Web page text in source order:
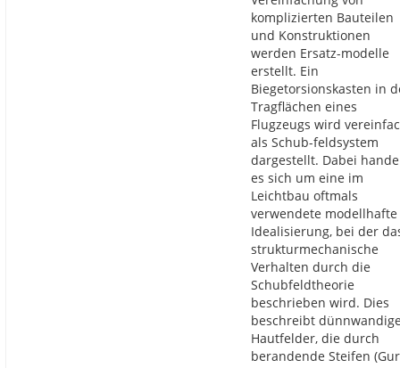
komplizierten Bauteilen
und Konstruktionen
werden Ersatz-modelle
erstellt. Ein
Biegetorsionskasten in
Tragflächen eines
Flugzeugs wird
als Schub-feldsystem
dargestellt. Dabei
es sich um eine im
Leichtbau oftmals
verwendete modellhafte
Idealisierung, bei der
strukturmechanische
Verhalten durch die
Schubfeldtheorie
beschrieben wird. Dies
beschreibt
Hautfelder, die durch
berandende Steifen